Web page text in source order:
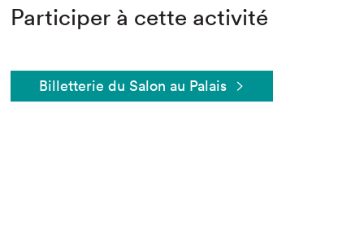
Participer à cette activité
Billetterie du Salon au Palais